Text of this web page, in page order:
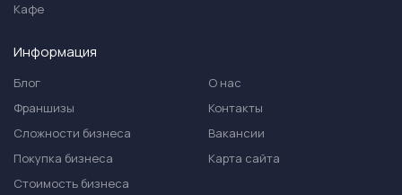
Кафе
Информация
Блог
Франшизы
Сложности бизнеса
Покупка бизнеса
Стоимость бизнеса
О нас
Контакты
Вакансии
Карта сайта